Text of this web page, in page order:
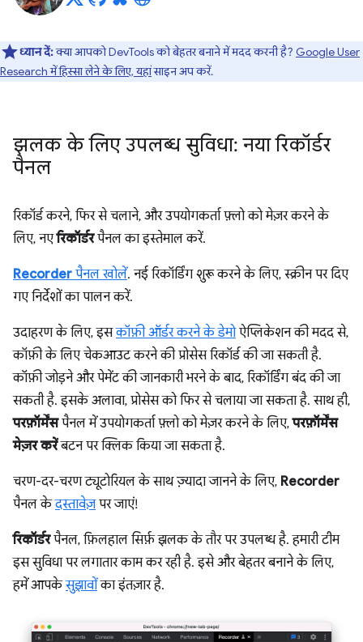
ध्यान दें:क्या आपको DevTools को बेहतर बनाने में मदद करनी है? Google User
Research में हिस्सा लेने के लिए, यहांसाइन अप करें.
झलक के लिए उपलब्ध सुविधा: नया रिकॉर्डर
पैनल
रिकॉर्ड करने, फिर से चलाने, और उपयोगकर्ता फ़्लो को मेज़र करने के
लिए, नएरिकॉर्डरपैनल का इस्तेमाल करें.
Recorder पैनल खोलें. नई रिकॉर्डिंग शुरू करने के लिए, स्क्रीन पर दिए
गए निर्देशों का पालन करें.
उदाहरण के लिए, इसकॉफ़ी ऑर्डर करने के डेमोऐप्लिकेशन की मदद से,
कॉफ़ी के लिए चेकआउट करने की प्रोसेस रिकॉर्ड की जा सकती है.
कॉफ़ी जोड़ने और पेमेंट की जानकारी भरने के बाद, रिकॉर्डिंग बंद की जा
सकती है. इसके अलावा, प्रोसेस को फिर से चलाया जा सकता है. साथ ही,
परफ़ॉर्मेंसपैनल में उपयोगकर्ता फ़्लो को मेज़र करने के लिए,परफ़ॉर्मेंस
मेज़र करेंबटन पर क्लिक किया जा सकता है.
चरण-दर-चरण ट्यूटोरियल के साथ ज़्यादा जानने के लिए, Recorder
पैनल केदस्तावेज़पर जाएं!
रिकॉर्डरपैनल, फ़िलहाल सिर्फ़ झलक के तौर पर उपलब्ध है. हमारी टीम
इस सुविधा पर लगातार काम कर रही है. इसे और बेहतर बनाने के लिए,
हमें आपकेसुझावोंका इंतज़ार है.